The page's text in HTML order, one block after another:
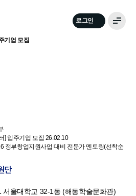
로그인
기업 모집
] 입주기업 모집 26.02.10
정부창업지원사업 대비 전문가 멘토링(선착순
울대학교 32-1동 (해동학술문화관)